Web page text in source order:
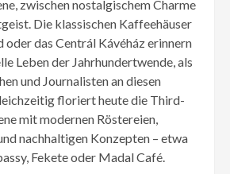
zwischen nostalgischem Charme
Die klassischen Kaffeehäuser
oder das Centrál Kávéház erinnern
Leben der Jahrhundertwende, als
und Journalisten an diesen
floriert heute die Third-
mit modernen Röstereien,
nachhaltigen Konzepten – etwa
Fekete oder Madal Café.